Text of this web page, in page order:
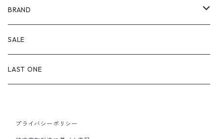
丸（9cm～ / 三寸皿）
丸（12cm～ / 四寸皿）
鉢・ボウル
小付・小鉢
中鉢（12cm～）
ボウル
飯碗・どんぶり
飯碗
どんぶり
湯のみ・カップ
急須・ポット
BRAND
喜鶴製陶
福泉窯
一峰窯
SALE
LAST ONE
プライバシーポリシー